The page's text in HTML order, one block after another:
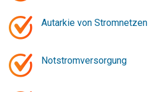
Autarkie von Stromnetzen
Notstromversorgung